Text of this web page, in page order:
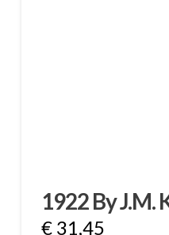
1922 By J.M.
€31,45